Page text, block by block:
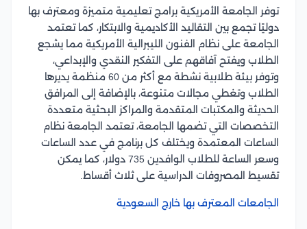
توفر الجامعة الأمريكية برامج تعليمية متميزة ومعترف بها
دوليًا تجمع بين التقاليد الأكاديمية والابتكار، كما تعتمد
الجامعة على نظام الفنون الليبرالية الأمريكية مما يشجع
الطلاب ويفتح آفاقهم على التفكير النقدي والإبداعي،
وتوفر بيئة طلابية نشطة مع أكثر من 60 منظمة يديرها
الطلاب وتغطي مجالات متنوعة، بالإضافة إلى المرافق
الحديثة والمكتبات المتقدمة والمراكز البحثية متعددة
التخصصات التي تضمها الجامعة، تعتمد الجامعة نظام
الساعات المعتمدة ويختلف كل برنامج في عدد الساعات
وسعر الساعة للطلاب الوافدين 735 دولار، كما يمكن
تقسيط المصروفات الدراسية على ثلاث أقساط.
الجامعات المعترف بها خارج السعودية